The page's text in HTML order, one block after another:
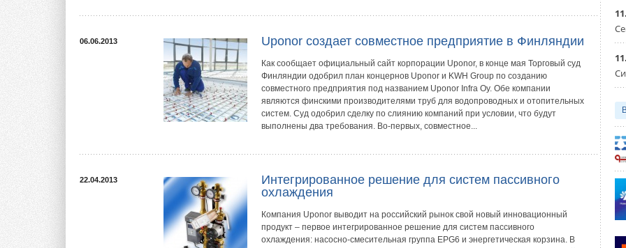
06.06.2013 Uponor создает совместное предприятие в Финляндии
Как сообщает официальный сайт корпорации Uponor, в конце мая Торговый суд
Финляндии одобрил план концернов Uponor и KWH Group по созданию
совместного предприятия под названием Uponor Infra Oy. Обе компании
являются финскими производителями труб для водопроводных и отопительных
систем. Суд одобрил сделку по слиянию компаний при условии, что будут
выполнены два требования. Во-первых, совместное...
22.04.2013
Интегрированное решение для систем пассивного
охлаждения
Компания Uponor выводит на российский рынок свой новый инновационный
продукт – первое интегрированное решение для систем пассивного
охлаждения: насосно-смесительная группа EPG6 и энергетическая корзина. В